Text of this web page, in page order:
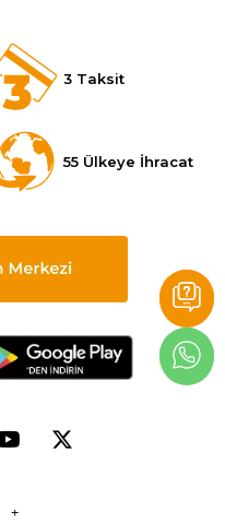
3 Taksit
55 Ülkeye İhracat